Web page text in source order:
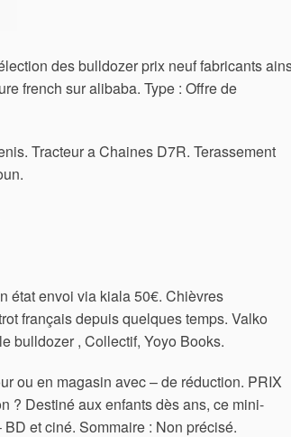
des bulldozer prix neuf fabricants
french sur alibaba. Type : Offre de
Tracteur a Chaines D7R. Terassement
état envoi via kiala 50€. Chièvres
français depuis quelques temps. Valko
bulldozer , Collectif, Yoyo Books.
ou en magasin avec – de réduction. PRIX
? Destiné aux enfants dès ans, ce mini-
et ciné. Sommaire : Non précisé.